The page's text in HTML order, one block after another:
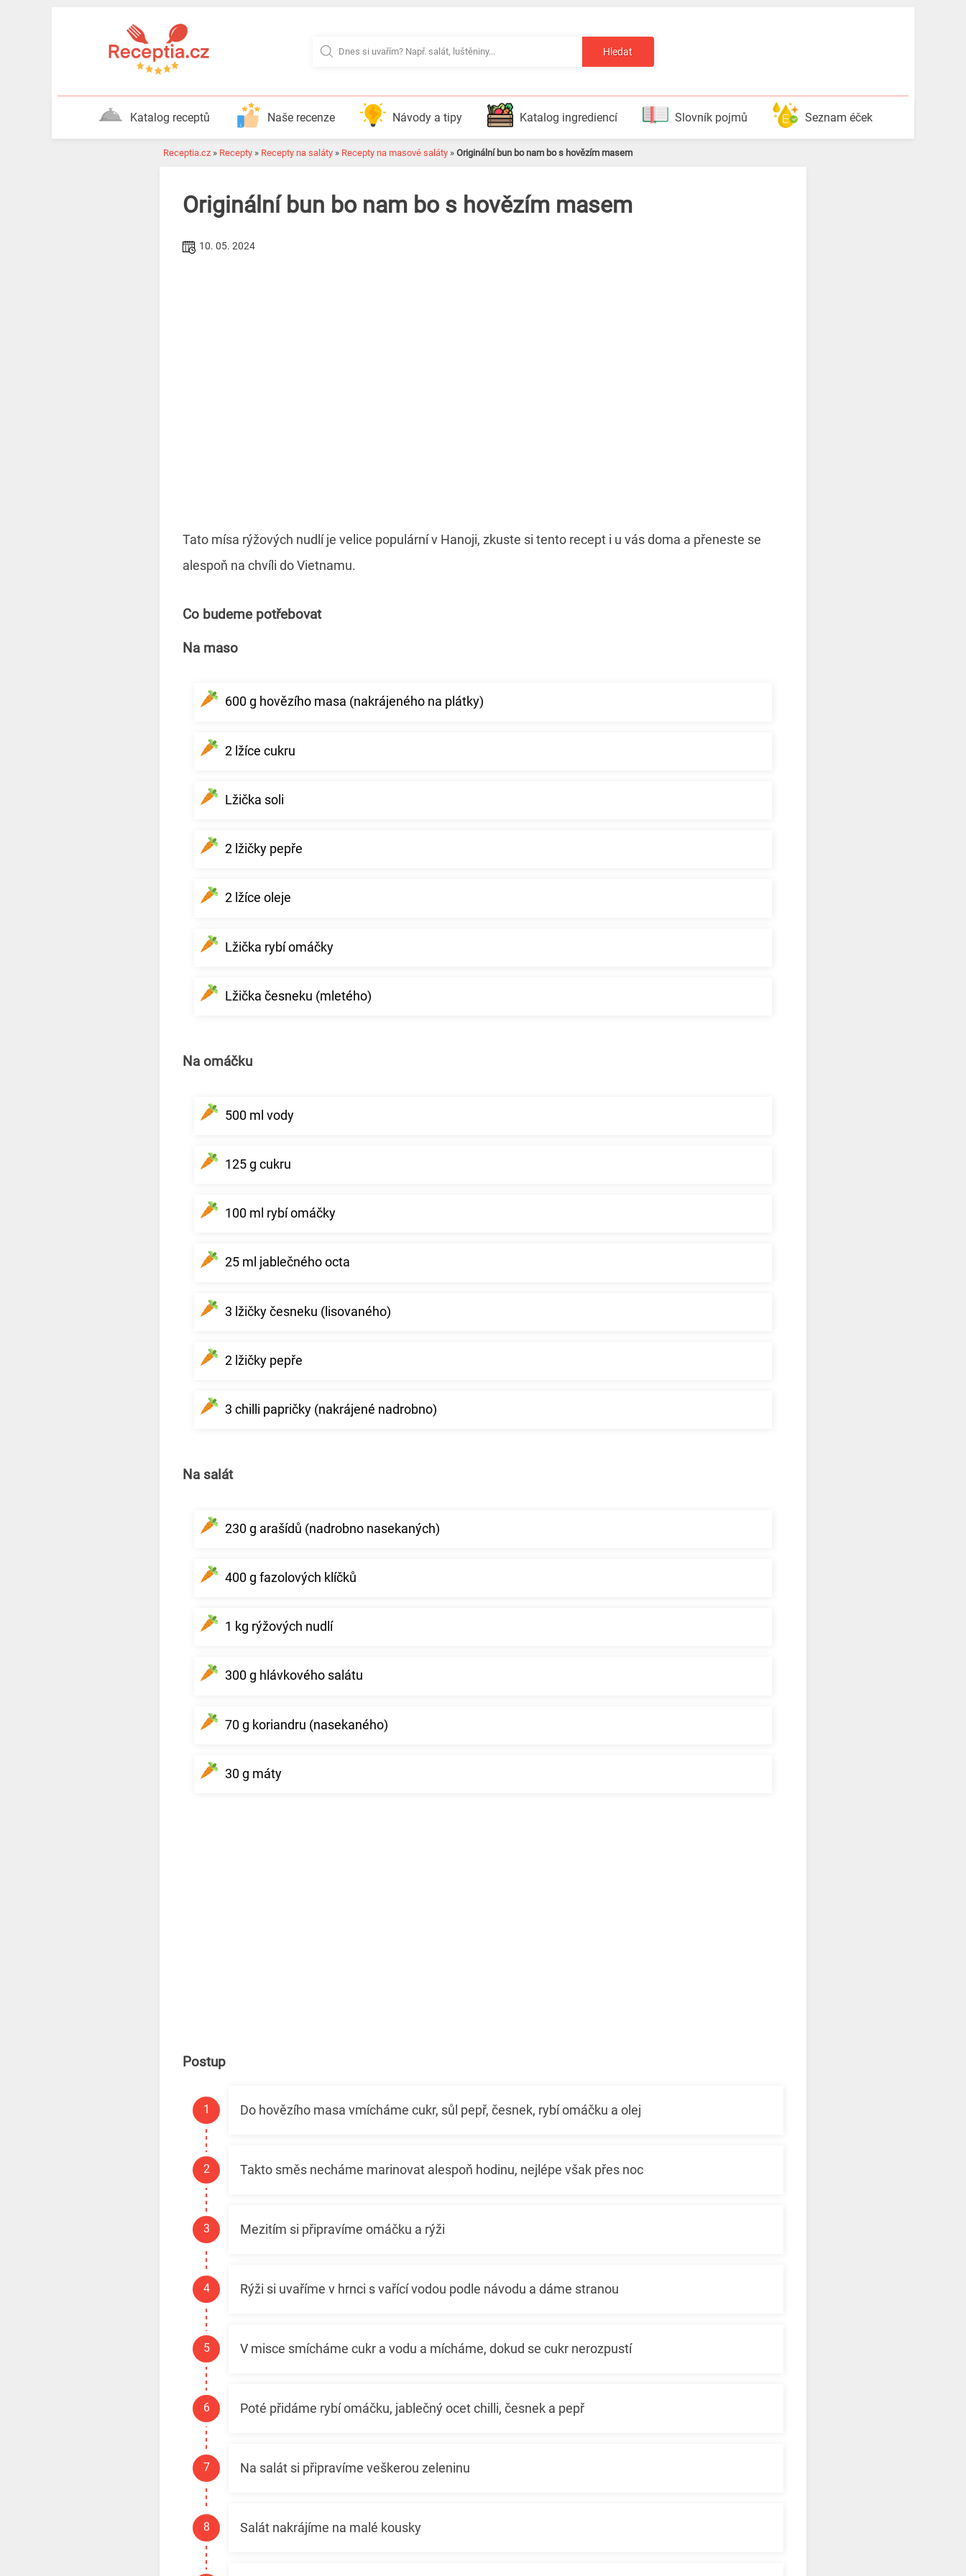
Hledat
Katalog receptů Naše recenze Návody a tipy Katalog ingrediencí Slovník pojmů Seznam éček
Receptia.cz » Recepty » Recepty na saláty » Recepty na masové saláty » Originální bun bo nam bo s hovězím masem
Originální bun bo nam bo s hovězím masem
10. 05. 2024
Tato mísa rýžových nudlí je velice populární v Hanoji, zkuste si tento recept i u vás doma a přeneste se
alespoň na chvíli do Vietnamu.
Co budeme potřebovat
Na maso
600 g hovězího masa (nakrájeného na plátky)
2 lžíce cukru
Lžička soli
2 lžičky pepře
2 lžíce oleje
Lžička rybí omáčky
Lžička česneku (mletého)
Na omáčku
500 ml vody
125 g cukru
100 ml rybí omáčky
25 ml jablečného octa
3 lžičky česneku (lisovaného)
2 lžičky pepře
3 chilli papričky (nakrájené nadrobno)
Na salát
230 g arašídů (nadrobno nasekaných)
400 g fazolových klíčků
1 kg rýžových nudlí
300 g hlávkového salátu
70 g koriandru (nasekaného)
30 g máty
Postup
Do hovězího masa vmícháme cukr, sůl pepř, česnek, rybí omáčku a olej
Takto směs necháme marinovat alespoň hodinu, nejlépe však přes noc
Mezitím si připravíme omáčku a rýži
Rýži si uvaříme v hrnci s vařící vodou podle návodu a dáme stranou
V misce smícháme cukr a vodu a mícháme, dokud se cukr nerozpustí
Poté přidáme rybí omáčku, jablečný ocet chilli, česnek a pepř
Na salát si připravíme veškerou zeleninu
Salát nakrájíme na malé kousky